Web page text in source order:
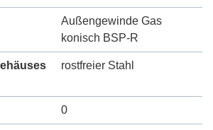
Außengewinde Gas
konisch BSP-R
rostfreier Stahl
0